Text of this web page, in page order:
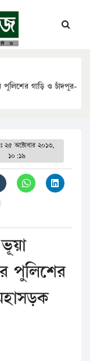
পুলিশের গাড়ি ও চাঁদপুর-
২৫ অক্টোবার ২০১৩,
১০:১৯
পুলিশের